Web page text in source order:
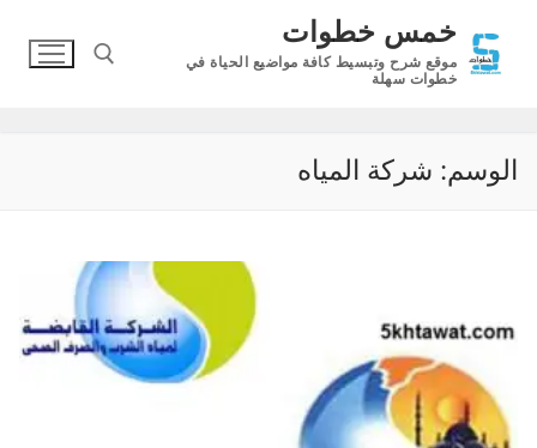
المحتوى
خمس خطوات
موقع شرح وتبسيط كافة مواضيع الحياة في
خطوات سهلة
الوسم: شركة المياه